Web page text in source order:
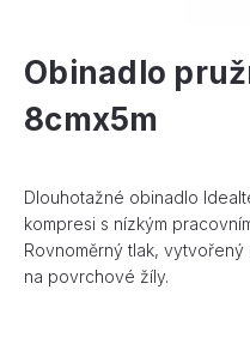
Obinadlo
8cmx5m
Dlouhotažné obinadlo
kompresi s nízkým
Rovnoměrný tlak,
na povrchové žíly.